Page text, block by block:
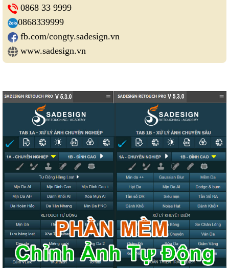
0868 33 9999
0868339999
fb.com/congty.sadesign.vn
www.sadesign.vn